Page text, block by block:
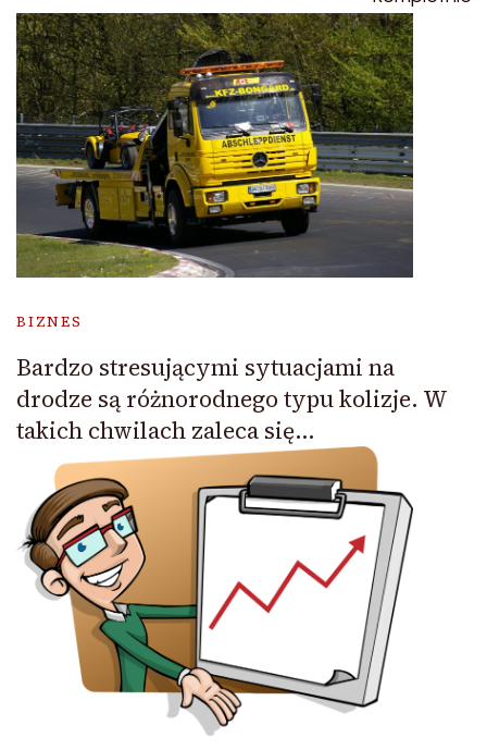
BIZNES
Bardzo stresującymi sytuacjami na
drodze są różnorodnego typu kolizje. W
takich chwilach zaleca się…